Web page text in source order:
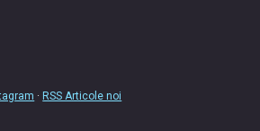
·RSS Articole noi